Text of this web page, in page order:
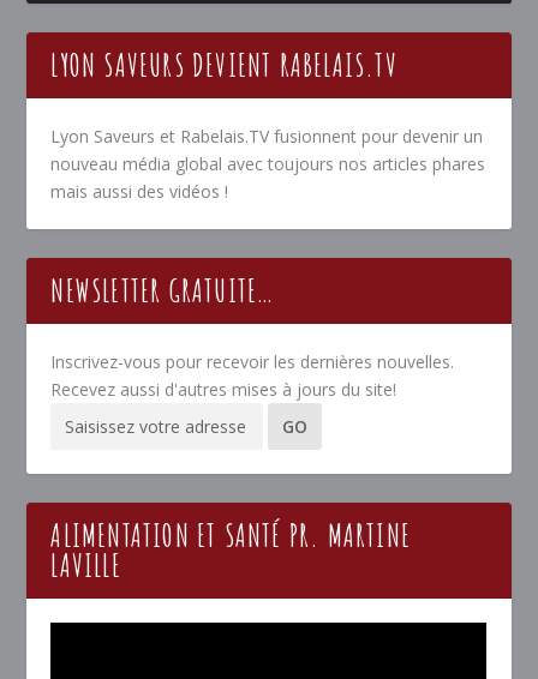
LYON SAVEURS DEVIENT RABELAIS.TV
Lyon Saveurs et Rabelais.TV fusionnent pour devenir un
nouveau média global avec toujours nos articles phares
mais aussi des vidéos !
NEWSLETTER GRATUITE…
Inscrivez-vous pour recevoir les dernières nouvelles.
Recevez aussi d'autres mises à jours du site!
ALIMENTATION ET SANTÉ PR. MARTINE
LAVILLE